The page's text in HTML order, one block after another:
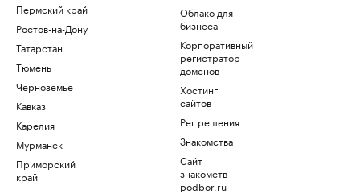
Пермский край
Ростов-на-Дону
Татарстан
Тюмень
Черноземье
Кавказ
Карелия
Мурманск
Приморский
край
Облако для
бизнеса
Корпоративный
регистратор
доменов
Хостинг
сайтов
Рег.решения
Знакомства
Сайт
знакомств
podbor.ru